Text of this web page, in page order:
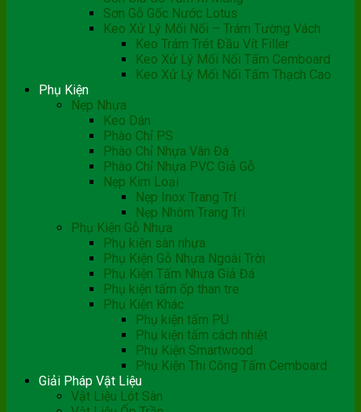
Sơn Gỗ Gốc Nước Lotus
Keo Xử Lý Mối Nối – Trám Tường Vách
Keo Trám Trét Đầu Vít Filler
Keo Xử Lý Mối Nối Tấm Cemboard
Keo Xử Lý Mối Nối Tấm Thạch Cao
Phụ Kiện
Nẹp Nhựa
Keo Dán
Phào Chỉ PS
Phào Chỉ Nhựa Vân Đá
Phào Chỉ Nhựa PVC Giả Gỗ
Nẹp Kim Loại
Nẹp Inox Trang Trí
Nẹp Nhôm Trang Trí
Phụ Kiện Gỗ Nhựa
Phụ kiện sàn nhựa
Phụ Kiện Gỗ Nhựa Ngoài Trời
Phụ Kiện Tấm Nhựa Giả Đá
Phụ kiện tấm ốp than tre
Phụ Kiện Khác
Phụ kiện tấm PU
Phụ kiện tấm cách nhiệt
Phụ Kiện Smartwood
Phụ Kiện Thi Công Tấm Cemboard
Giải Pháp Vật Liệu
Vật Liệu Lót Sàn